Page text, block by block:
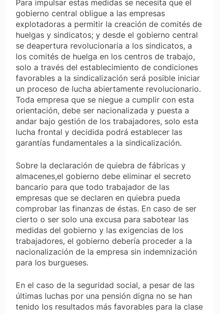
Para impulsar estas medidas se necesita que el
gobierno central obligue a las empresas
explotadoras a permitir la creación de comités de
huelgas y sindicatos; y desde el gobierno central
se deapertura revolucionaria a los sindicatos, a
los comités de huelga en los centros de trabajo,
solo a través del establecimiento de condiciones
favorables a la sindicalización será posible iniciar
un proceso de lucha abiertamente revolucionario.
Toda empresa que se niegue a cumplir con esta
orientación, debe ser nacionalizada y puesta a
andar bajo gestión de los trabajadores, solo esta
lucha frontal y decidida podrá establecer las
garantías fundamentales a la sindicalización.
Sobre la declaración de quiebra de fábricas y
almacenes,el gobierno debe eliminar el secreto
bancario para que todo trabajador de las
empresas que se declaren en quiebra pueda
comprobar las finanzas de éstas. En caso de ser
cierto o ser solo una excusa para sabotear las
medidas del gobierno y las exigencias de los
trabajadores, el gobierno debería proceder a la
nacionalización de la empresa sin indemnización
para los burgueses.
En el caso de la seguridad social, a pesar de las
últimas luchas por una pensión digna no se han
tenido los resultados más favorables para la clase